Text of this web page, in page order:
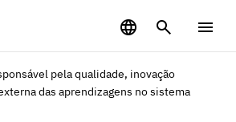
pela qualidade, inovação
das aprendizagens no sistema